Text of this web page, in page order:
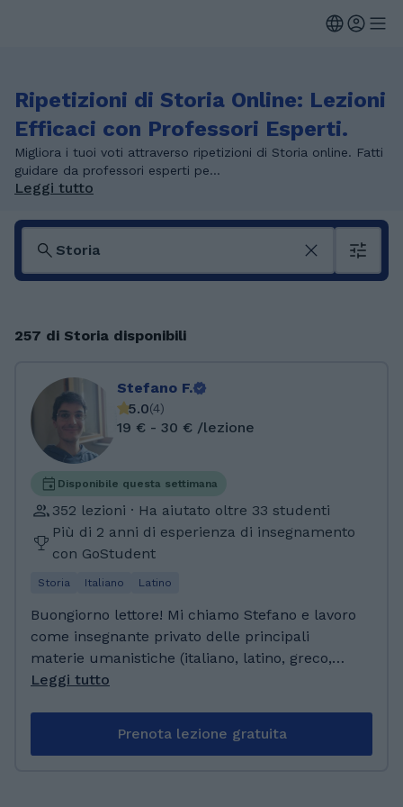
Ripetizioni di Storia Online: Lezioni
Efficaci con Professori Esperti.
Migliora i tuoi voti attraverso ripetizioni di Storia online. Fatti
guidare da professori esperti pe...
Leggi tutto
257 di Storia disponibili
Stefano F.
5.0(4)
19 € - 30 € /lezione
Disponibile questa settimana
352 lezioni · Ha aiutato oltre 33 studenti
Più di 2 anni di esperienza di insegnamento
con GoStudent
Storia Italiano Latino
Buongiorno lettore! Mi chiamo Stefano e lavoro
come insegnante privato delle principali
materie umanistiche (italiano, latino, greco,
storia, filosofia, geografia). Ho lavorato
studenti universitari e adulti che vogliono
Leggi tutto
Prenota lezione gratuita